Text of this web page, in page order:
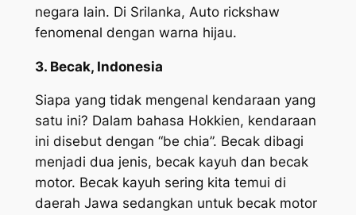
negara lain. Di Srilanka, Auto rickshaw
fenomenal dengan warna hijau.
3. Becak, Indonesia
Siapa yang tidak mengenal kendaraan yang
satu ini? Dalam bahasa Hokkien, kendaraan
ini disebut dengan “be chia”. Becak dibagi
menjadi dua jenis, becak kayuh dan becak
motor. Becak kayuh sering kita temui di
daerah Jawa sedangkan untuk becak motor